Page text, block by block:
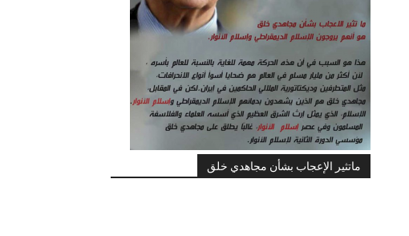
ماتثير الإعجاب بشأن مجاهدي خلق